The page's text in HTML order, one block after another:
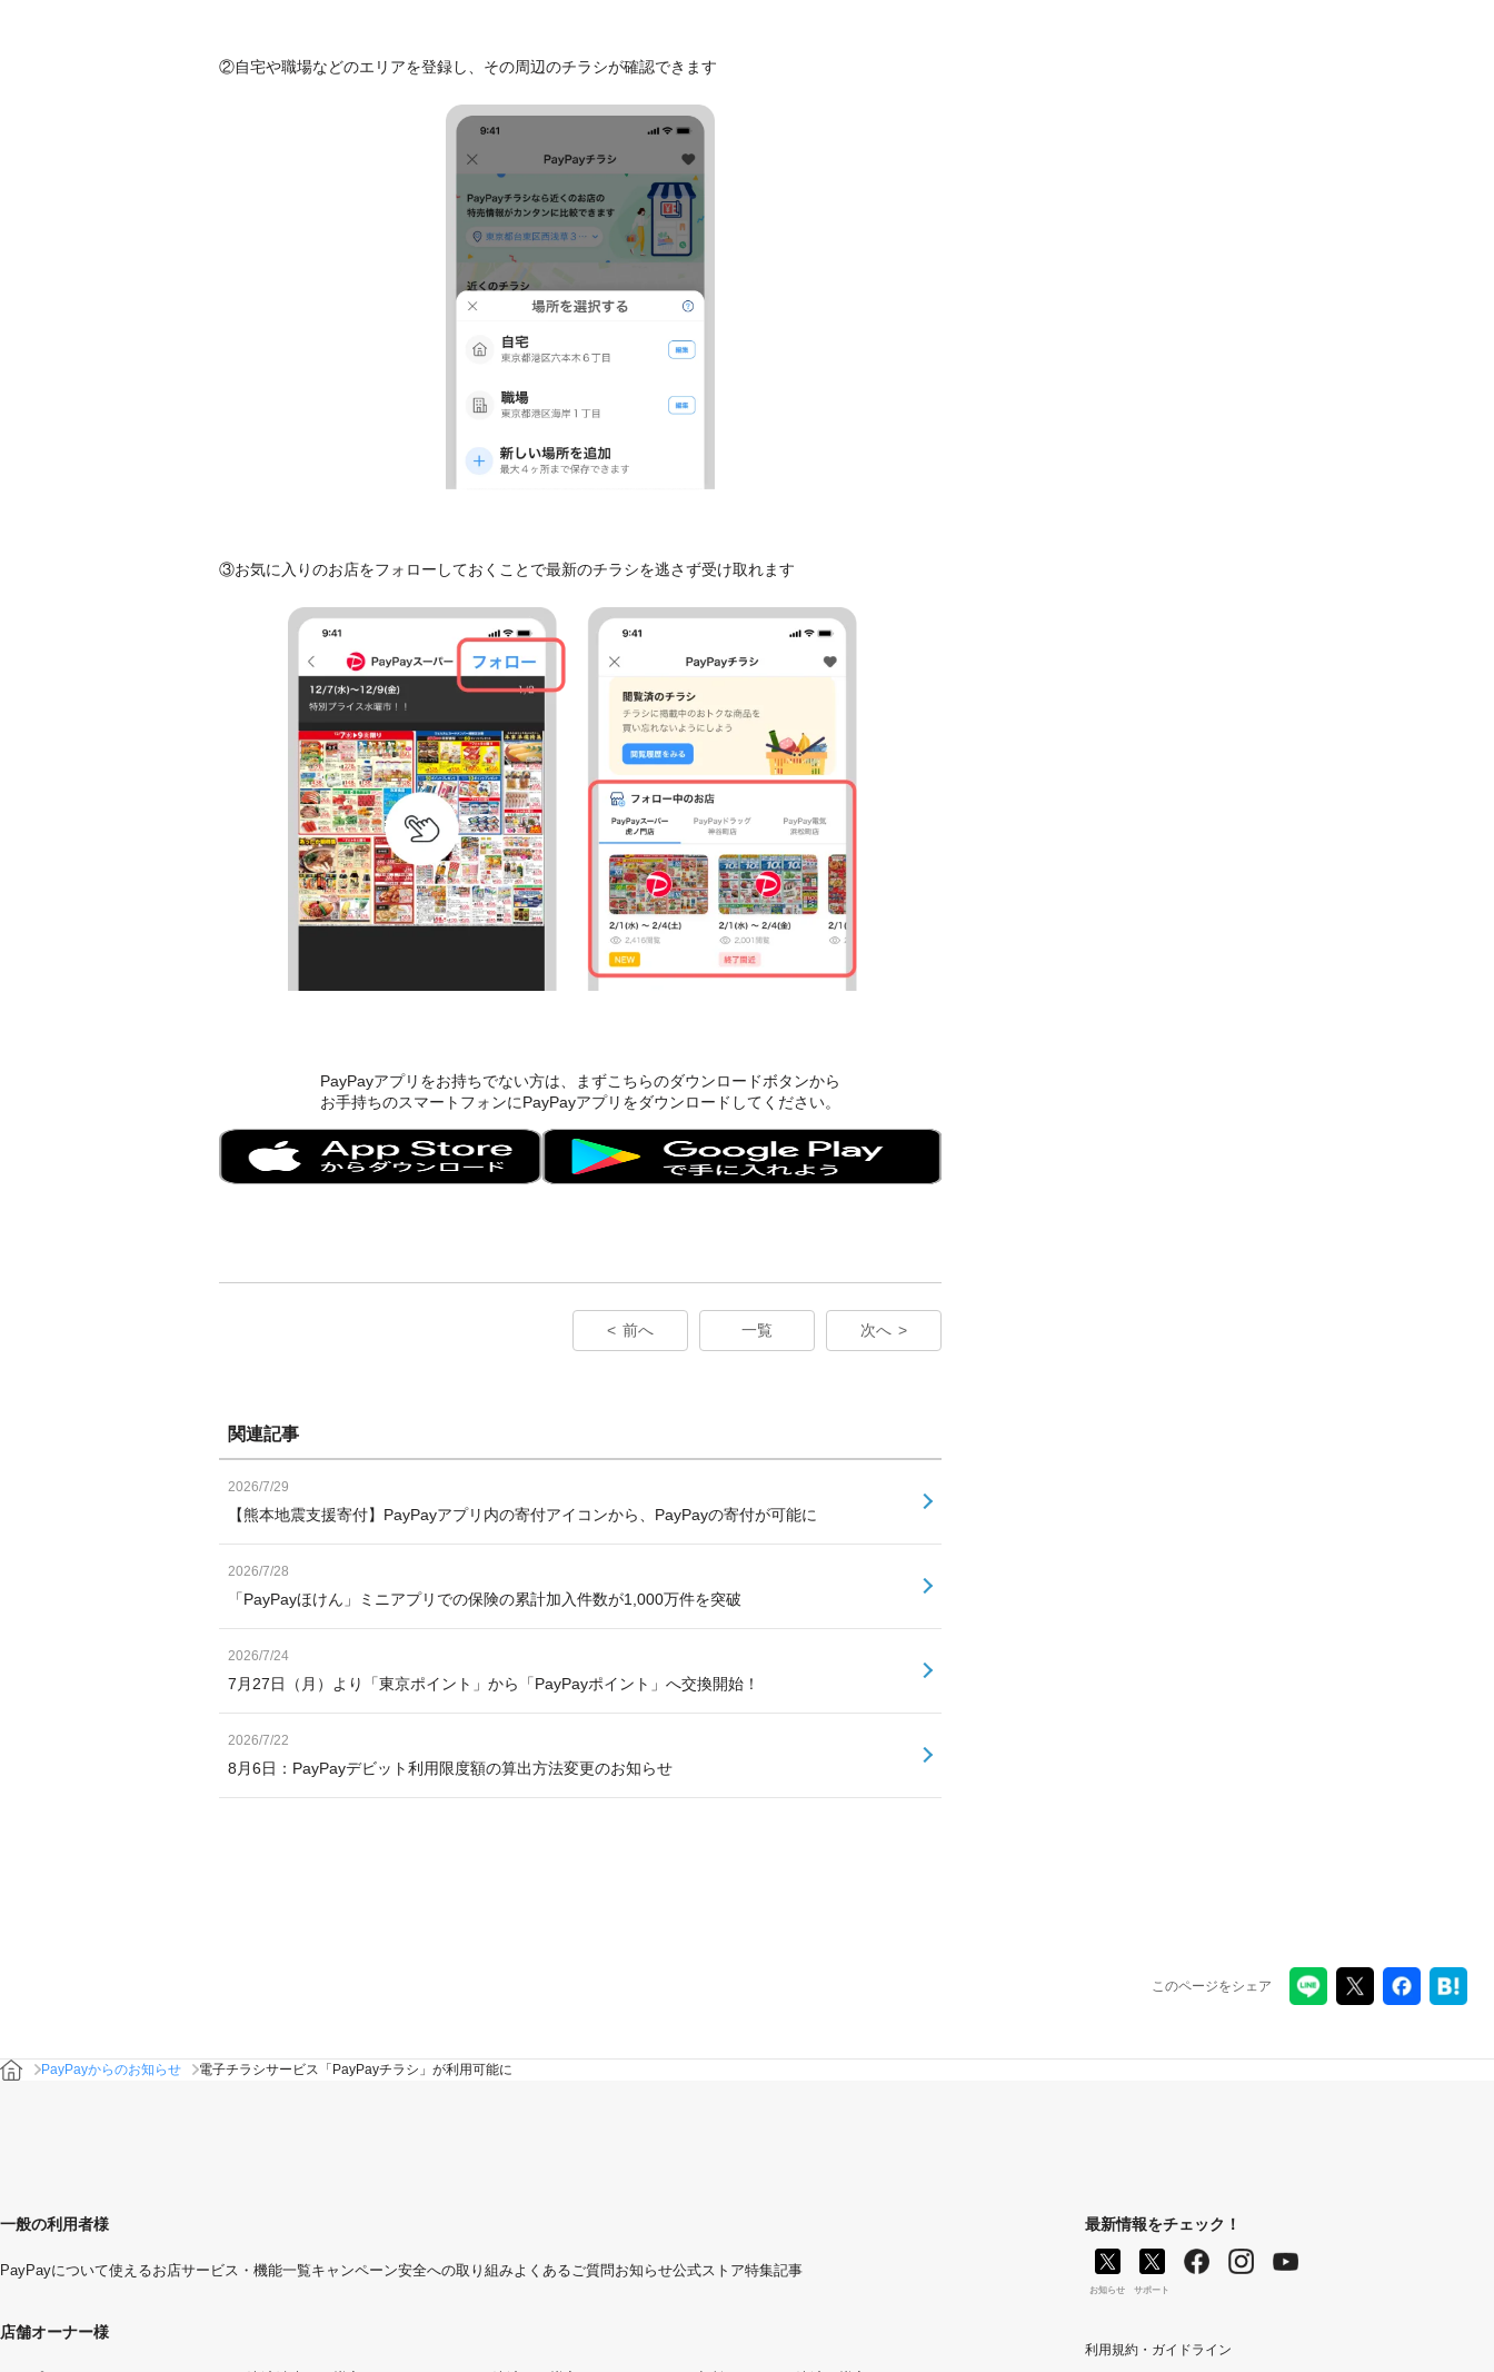
②自宅や職場などのエリアを登録し、その周辺のチラシが確認できます
③お気に入りのお店をフォローしておくことで最新のチラシを逃さず受け取れます
PayPayアプリをお持ちでない方は、まずこちらのダウンロードボタンから
お手持ちのスマートフォンにPayPayアプリをダウンロードしてください。
前へ 一覧 次へ
関連記事
2026/7/29
【熊本地震支援寄付】PayPayアプリ内の寄付アイコンから、PayPayの寄付が可能に
2026/7/28
「PayPayほけん」ミニアプリでの保険の累計加入件数が1,000万件を突破
2026/7/24
7月27日（月）より「東京ポイント」から「PayPayポイント」へ交換開始！
2026/7/22
8月6日：PayPayデビット利用限度額の算出方法変更のお知らせ
このページをシェア
PayPayからのお知らせ 電子チラシサービス「PayPayチラシ」が利用可能に
一般の利用者様
PayPayについて使えるお店サービス・機能一覧キャンペーン安全への取り組みよくあるご質問お知らせ公式ストア特集記事
店舗オーナー様
最新情報をチェック！
お知らせ サポート
利用規約・ガイドライン